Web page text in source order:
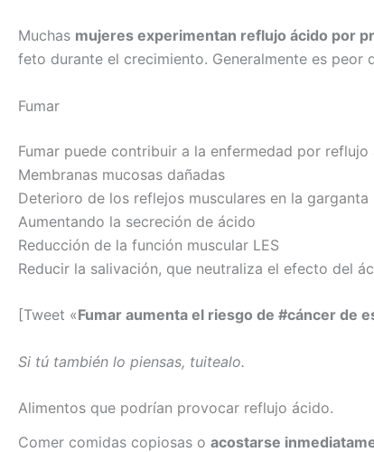
Muchas mujeres experimentan reflujo ácido por
feto durante el crecimiento. Generalmente es
Fumar
Fumar puede contribuir a la enfermedad por
Membranas mucosas dañadas
Deterioro de los reflejos musculares en la garganta
Aumentando la secreción de ácido
Reducción de la función muscular LES
Reducir la salivación, que neutraliza el efecto del
[Tweet «Fumar aumenta el riesgo de #cáncer de
Si tú también lo piensas, tuitealo.
Alimentos que podrían provocar reflujo ácido.
Comer comidas copiosas o acostarse